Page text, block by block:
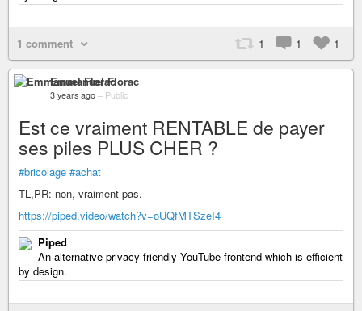
1 comment 1 1 1
Emmanuel Florac
3 years ago – Public
Est ce vraiment RENTABLE de payer
ses piles PLUS CHER ?
#bricolage #achat
TL,PR: non, vraiment pas.
https://piped.video/watch?v=oUQfMTSzeI4
Piped
An alternative privacy-friendly YouTube frontend which is efficient
by design.